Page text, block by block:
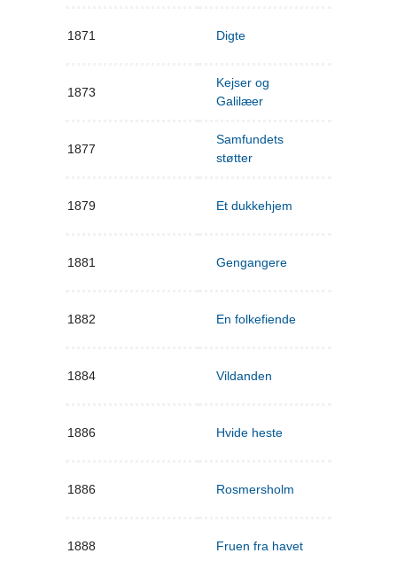
1871 Digte
1873
Kejser og
Galilæer
1877
Samfundets
støtter
1879 Et dukkehjem
1881 Gengangere
1882 En folkefiende
1884 Vildanden
1886 Hvide heste
1886 Rosmersholm
1888 Fruen fra havet